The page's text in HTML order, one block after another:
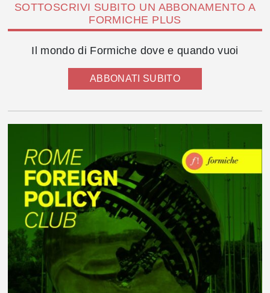
SOTTOSCRIVI SUBITO UN ABBONAMENTO A
FORMICHE PLUS
Il mondo di Formiche dove e quando vuoi
ABBONATI SUBITO